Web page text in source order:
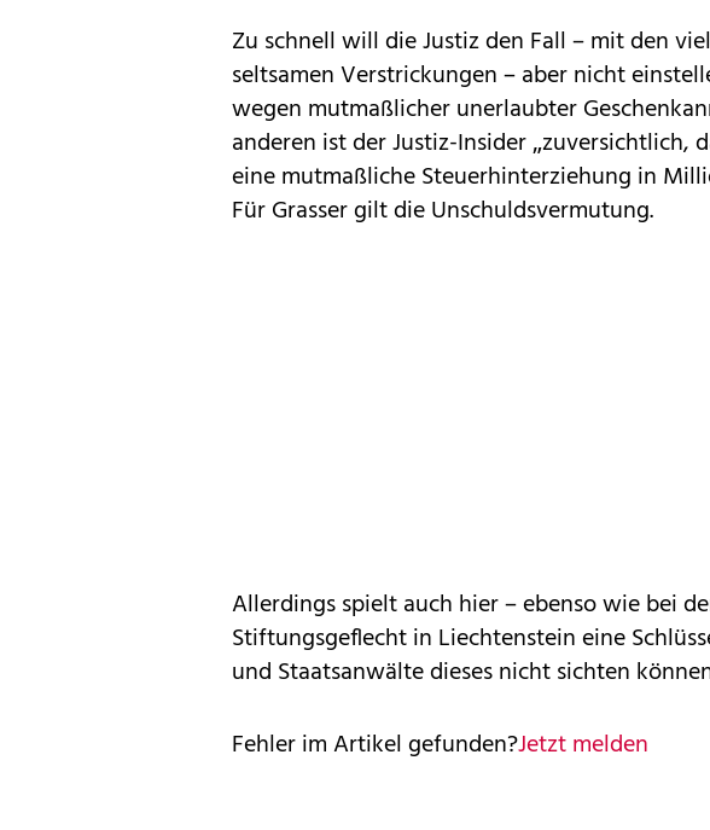
Zu schnell will die Justiz den Fall – mit den
seltsamen Verstrickungen – aber nicht
wegen mutmaßlicher unerlaubter
anderen ist der Justiz-Insider „zuversichtlich,
eine mutmaßliche Steuerhinterziehung in
Für Grasser gilt die Unschuldsvermutung.
Allerdings spielt auch hier – ebenso wie bei
Stiftungsgeflecht in Liechtenstein eine
und Staatsanwälte dieses nicht sichten
Fehler im Artikel gefunden?Jetzt melden